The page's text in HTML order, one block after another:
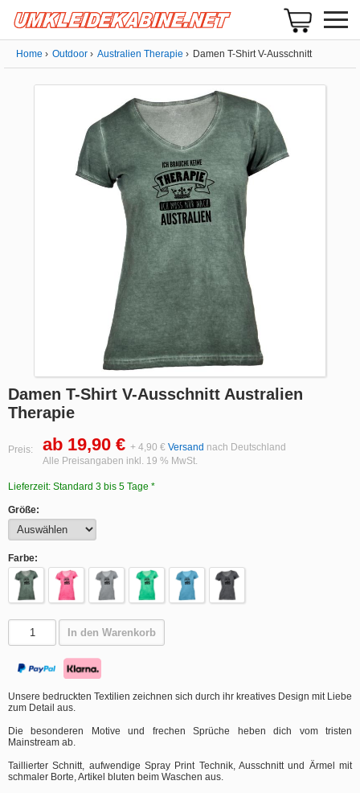
Home Outdoor Australien Therapie Damen T-Shirt V-Ausschnitt
Damen T-Shirt V-Ausschnitt Australien
Therapie
Preis: ab 19,90 € + 4,90 € Versand nach Deutschland
Alle Preisangaben inkl. 19 % MwSt.
Lieferzeit: Standard 3 bis 5 Tage *
Größe:
Farbe:
In den Warenkorb
Unsere bedruckten Textilien zeichnen sich durch ihr kreatives Design mit Liebe
zum Detail aus.
Die besonderen Motive und frechen Sprüche heben dich vom tristen
Mainstream ab.
Taillierter Schnitt, aufwendige Spray Print Technik, Ausschnitt und Ärmel mit
schmaler Borte, Artikel bluten beim Waschen aus.